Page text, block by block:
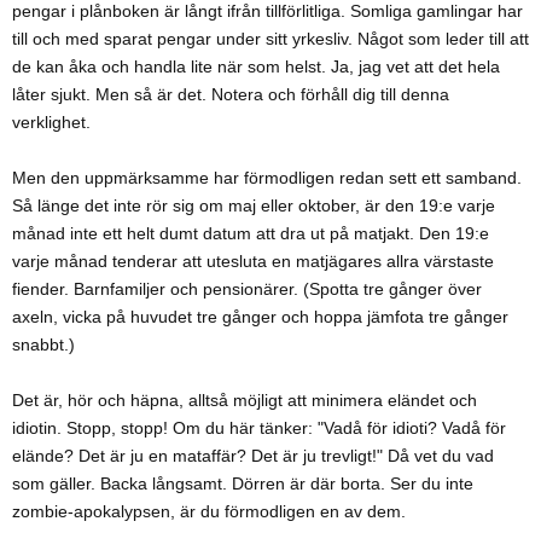
pengar i plånboken är långt ifrån tillförlitliga. Somliga gamlingar har
till och med sparat pengar under sitt yrkesliv. Något som leder till att
de kan åka och handla lite när som helst. Ja, jag vet att det hela
låter sjukt. Men så är det. Notera och förhåll dig till denna
verklighet.
Men den uppmärksamme har förmodligen redan sett ett samband.
Så länge det inte rör sig om maj eller oktober, är den 19:e varje
månad inte ett helt dumt datum att dra ut på matjakt. Den 19:e
varje månad tenderar att utesluta en matjägares allra värstaste
fiender. Barnfamiljer och pensionärer. (Spotta tre gånger över
axeln, vicka på huvudet tre gånger och hoppa jämfota tre gånger
snabbt.)
Det är, hör och häpna, alltså möjligt att minimera eländet och
idiotin. Stopp, stopp! Om du här tänker: "Vadå för idioti? Vadå för
elände? Det är ju en mataffär? Det är ju trevligt!" Då vet du vad
som gäller. Backa långsamt. Dörren är där borta. Ser du inte
zombie-apokalypsen, är du förmodligen en av dem.